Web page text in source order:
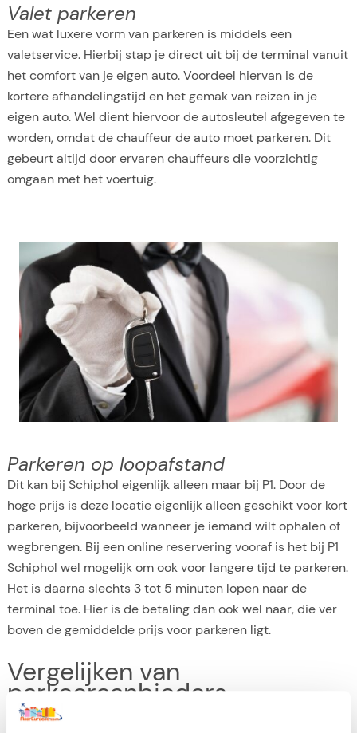
Valet parkeren
Een wat luxere vorm van parkeren is middels een
valetservice. Hierbij stap je direct uit bij de terminal vanuit
het comfort van je eigen auto. Voordeel hiervan is de
kortere afhandelingstijd en het gemak van reizen in je
eigen auto. Wel dient hiervoor de autosleutel afgegeven te
worden, omdat de chauffeur de auto moet parkeren. Dit
gebeurt altijd door ervaren chauffeurs die voorzichtig
omgaan met het voertuig.
Parkeren op loopafstand
Dit kan bij Schiphol eigenlijk alleen maar bij P1. Door de
hoge prijs is deze locatie eigenlijk alleen geschikt voor kort
parkeren, bijvoorbeeld wanneer je iemand wilt ophalen of
wegbrengen. Bij een online reservering vooraf is het bij P1
Schiphol wel mogelijk om ook voor langere tijd te parkeren.
Het is daarna slechts 3 tot 5 minuten lopen naar de
terminal toe. Hier is de betaling dan ook wel naar, die ver
boven de gemiddelde prijs voor parkeren ligt.
Vergelijken van
parkeeraanbieders
Bij het kopen van je